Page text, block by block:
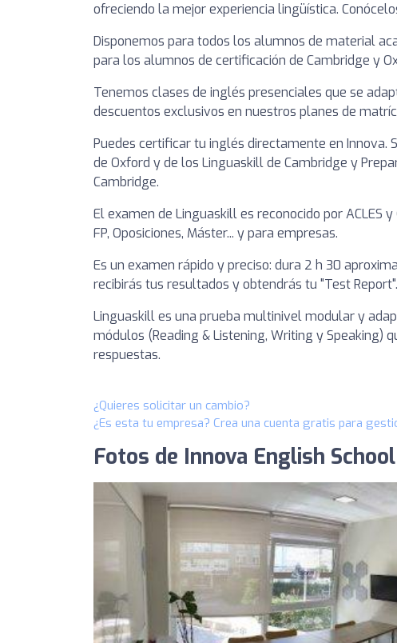
ofreciendo la mejor experiencia lingüística.
Disponemos para todos los alumnos de material
para los alumnos de certificación de Cambridge y
Tenemos clases de inglés presenciales que se
descuentos exclusivos en nuestros planes de
Puedes certificar tu inglés directamente en Innova.
de Oxford y de los Linguaskill de Cambridge y
Cambridge.
El examen de Linguaskill es reconocido por ACLES
FP, Oposiciones, Máster... y para empresas.
Es un examen rápido y preciso: dura 2 h 30
recibirás tus resultados y obtendrás tu "Test Report".
Linguaskill es una prueba multinivel modular y
módulos (Reading & Listening, Writing y Speaking)
respuestas.
¿Quieres solicitar un cambio?
¿Es esta tu empresa? Crea una cuenta gratis para
Fotos de Innova English School